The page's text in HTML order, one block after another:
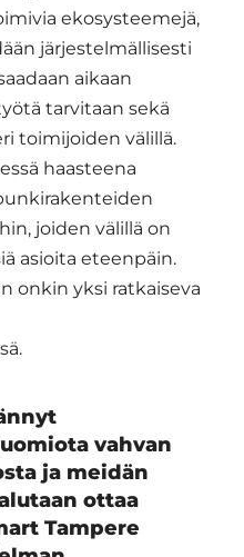
ekosysteemejä,
järjestelmällisesti
aikaan
tarvitaan sekä
toimijoiden välillä.
haasteena
joiden välillä on
asioita eteenpäin.
onkin yksi ratkaiseva
vahvan
ja meidän
ottaa
Tampere